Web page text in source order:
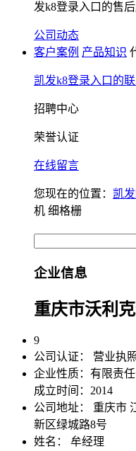
发k8登录入口的售
公司动态
客户案例 产品知识
凯发k8登录入口的
招聘中心
荣誉认证
在线留言
您现在的位置： 凯
机 细格栅
企业信息
重庆市沃利
9
公司认证：
营业执
企业性质：有限责任
成立时间：2014
公司地址：
重庆市
新区绿城路8号
姓名： 牟经理